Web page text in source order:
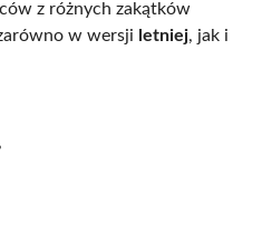
z różnych zakątków
w wersji letniej, jak i